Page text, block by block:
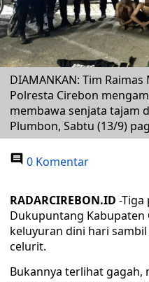
DIAMANKAN: Tim
Polresta Cirebon
membawa senjata tajam
Plumbon, Sabtu (13/9)
0 Komentar
RADARCIREBON.ID -Tiga
Dukupuntang
keluyuran dini hari
celurit.
Bukannya terlihat